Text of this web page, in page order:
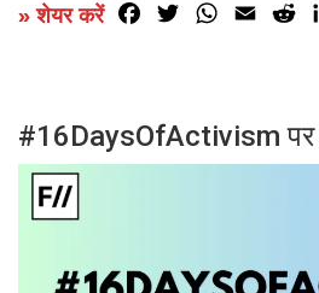
» शेयर करें Facebook
Twitter Email
#16DaysOfActivism